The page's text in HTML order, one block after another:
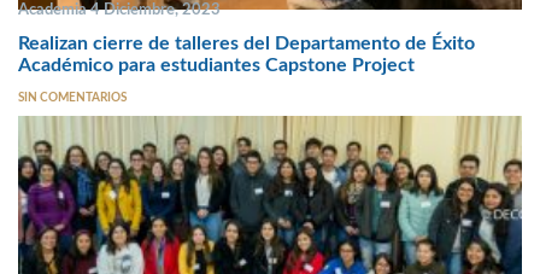
Academia 4 Diciembre, 2023
Realizan cierre de talleres del Departamento de Éxito
Académico para estudiantes Capstone Project
SIN COMENTARIOS